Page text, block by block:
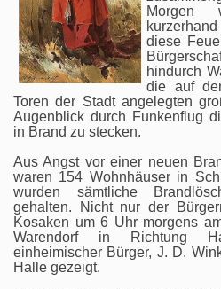
Morgen
diese
hindurch
die auf
Toren der Stadt angelegten
Augenblick durch Funkenflug
in Brand zu stecken.
Aus Angst vor einer neuen
waren 154 Wohnhäuser in
wurden sämtliche
gehalten. Nicht nur der
Kosaken um 6 Uhr morgens
Warendorf in Richtung
einheimischer Bürger, J. D.
Halle gezeigt.